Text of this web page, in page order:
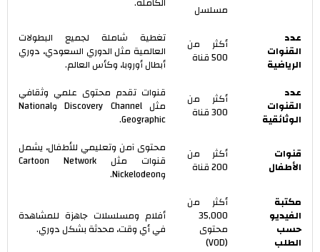
مسلسل
عدد
القنوات
الرياضية
أكثر من
500 قناة
تغطية شاملة لجميع البطولات
العالمية مثل الدوري السعودي، دوري
أبطال أوروبا، وكأس العالم.
عدد
القنوات
الوثائقية
أكثر من
300 قناة
قنوات تقدم محتوى علمي وثقافي
مثل Discovery Channel وNational
Geographic.
قنوات
الأطفال
أكثر من
200 قناة
محتوى آمن وتعليمي للأطفال، يشمل
قنوات مثل Cartoon Network
وNickelodeon.
مكتبة
الفيديو
حسب
الطلب
أكثر من
35,000
محتوى
(VOD)
أفلام ومسلسلات جاهزة للمشاهدة
في أي وقت، محدثة بشكل دوري.